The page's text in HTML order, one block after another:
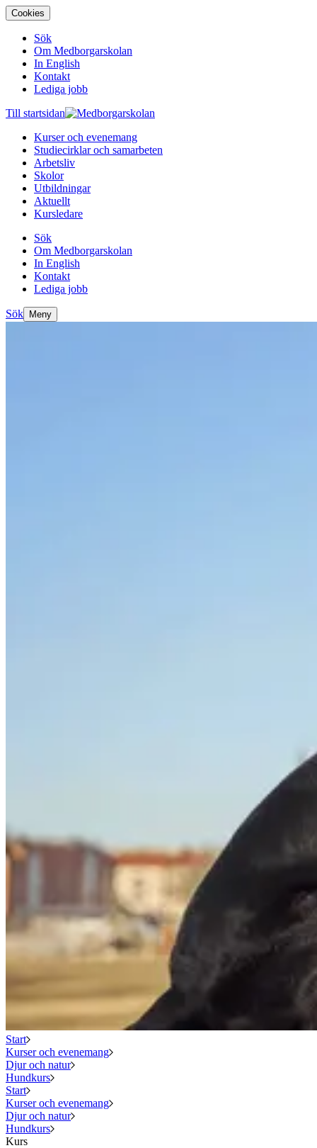
Cookies
Sök
Om Medborgarskolan
In English
Kontakt
Lediga jobb
Till startsidan
Kurser och evenemang
Studiecirklar och samarbeten
Arbetsliv
Skolor
Utbildningar
Aktuellt
Kursledare
Sök
Om Medborgarskolan
In English
Kontakt
Lediga jobb
Sök Meny
Start
Kurser och evenemang
Djur och natur
Hundkurs
Start
Kurser och evenemang
Djur och natur
Hundkurs
Kurs